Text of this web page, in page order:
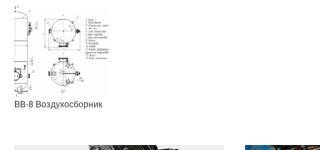
ВВ-8 Воздухосборник